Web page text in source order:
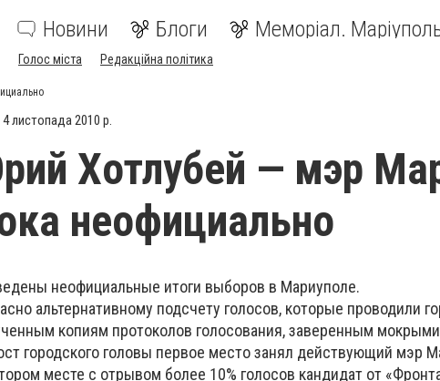
Новини Блоги Меморіал.
Голос міста Редакційна політика
4 листопада 2010 р.
Хотлубей — мэр
неофициально
неофициальные итоги выборов в Мариуполе.
альтернативному подсчету голосов, которые проводили
копиям протоколов голосования, заверенным
городского головы первое место занял действующий мэр
месте с отрывом более 10% голосов кандидат от